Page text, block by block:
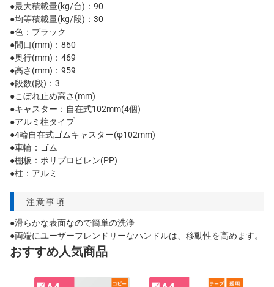
●最大積載量(kg/台)：90
●均等積載量(kg/段)：30
●色：ブラック
●間口(mm)：860
●奥行(mm)：469
●高さ(mm)：959
●段数(段)：3
●こぼれ止め高さ(mm)
●キャスター：自在式102mm(4個)
●アルミ柱タイプ
●4輪自在式ゴムキャスター(φ102mm)
●車輪：ゴム
●棚板：ポリプロピレン(PP)
●柱：アルミ
注意事項
●滑らかな表面なので簡単の洗浄
●両端にユーザーフレンドリーなハンドルは、移動性を高めます。
おすすめ人気商品